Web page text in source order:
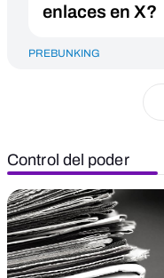
enlaces en X?
PREBUNKING
Control del poder